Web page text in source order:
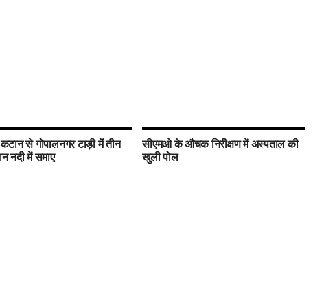
से गोपालनगर टाड़ी में तीन
नदी में समाए
सीएमओ के औचक निरीक्षण में अस्पताल की
खुली पोल